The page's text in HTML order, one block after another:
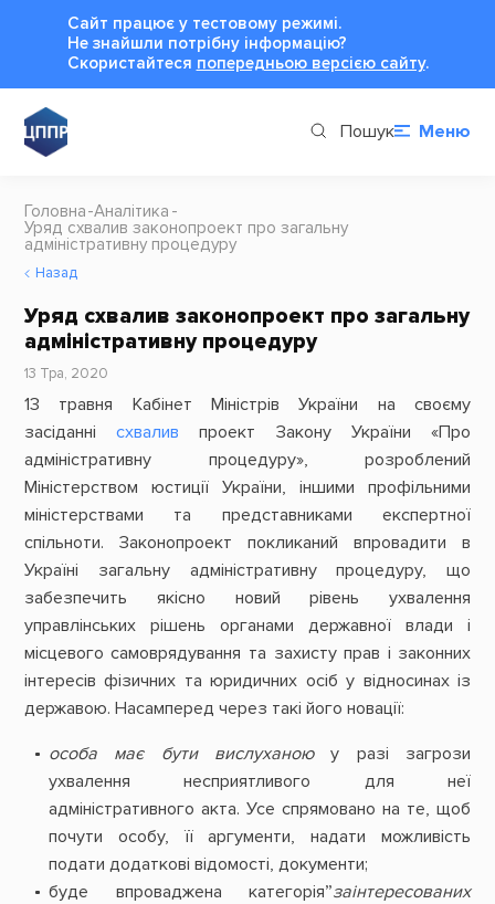
Сайт працює у тестовому режимі.
Не знайшли потрібну інформацію?
Cкористайтеся попередньою версією сайту.
Пошук Меню
Головна Аналітика
Уряд схвалив законопроект про загальну
адміністративну процедуру
Назад
Уряд схвалив законопроект про загальну
адміністративну процедуру
13 Тра, 2020
13 травня Кабінет Міністрів України на своєму
засіданні схвалив проект Закону України «Про
адміністративну процедуру», розроблений
Міністерством юстиції України, іншими профільними
міністерствами та представниками експертної
спільноти. Законопроект покликаний впровадити в
Україні загальну адміністративну процедуру, що
забезпечить якісно новий рівень ухвалення
управлінських рішень органами державної влади і
місцевого самоврядування та захисту прав і законних
інтересів фізичних та юридичних осіб у відносинах із
державою. Насамперед через такі його новації:
особа має бути вислуханоюу разі загрози
ухвалення несприятливого для неї
адміністративного акта. Усе спрямовано на те, щоб
почути особу, її аргументи, надати можливість
подати додаткові відомості, документи;
буде впроваджена категорія”заінтересованих